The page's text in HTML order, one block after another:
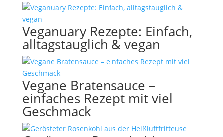
Veganuary Rezepte: Einfach,
alltagstauglich & vegan
Vegane Bratensauce –
einfaches Rezept mit viel
Geschmack